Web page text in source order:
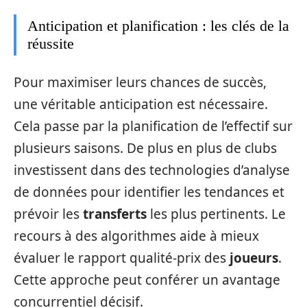
Anticipation et planification : les clés de la
réussite
Pour maximiser leurs chances de succès,
une véritable anticipation est nécessaire.
Cela passe par la planification de l’effectif sur
plusieurs saisons. De plus en plus de clubs
investissent dans des technologies d’analyse
de données pour identifier les tendances et
prévoir lestransferts les plus pertinents. Le
recours à des algorithmes aide à mieux
évaluer le rapport qualité-prix des joueurs.
Cette approche peut conférer un avantage
concurrentiel décisif.